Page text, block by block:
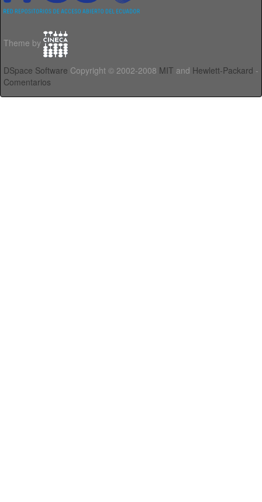
Theme by
DSpace Software Copyright © 2002-2008 MIT and Hewlett-Packard -
Comentarios